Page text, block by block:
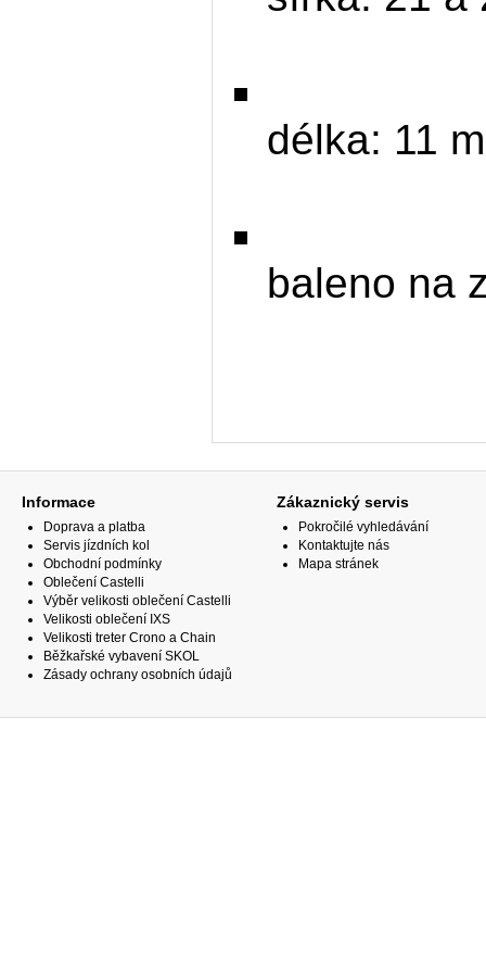
délka: 11 m
baleno na
Informace
Doprava a platba
Servis jízdních kol
Obchodní podmínky
Oblečení Castelli
Výběr velikosti oblečení Castelli
Velikosti oblečení IXS
Velikosti treter Crono a Chain
Běžkařské vybavení SKOL
Zásady ochrany osobních údajů
Zákaznický servis
Pokročilé vyhledávání
Kontaktujte nás
Mapa stránek